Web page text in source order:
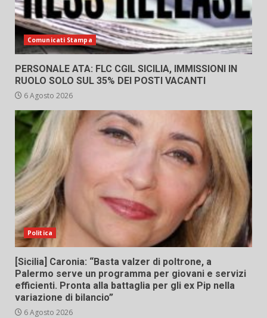
Comunicati Stampa
PERSONALE ATA: FLC CGIL SICILIA, IMMISSIONI IN
RUOLO SOLO SUL 35% DEI POSTI VACANTI
6 Agosto 2026
Politica
[Sicilia] Caronia: “Basta valzer di poltrone, a
Palermo serve un programma per giovani e servizi
efficienti. Pronta alla battaglia per gli ex Pip nella
variazione di bilancio”
6 Agosto 2026